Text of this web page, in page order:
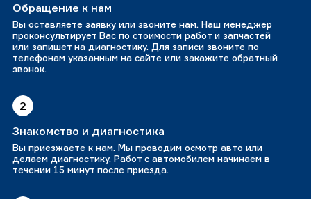
Обращение к нам
Вы оставляете заявку или звоните нам. Наш менеджер
проконсультирует Вас по стоимости работ и запчастей
или запишет на диагностику. Для записи звоните по
телефонам указанным на сайте или закажите обратный
звонок.
2
Знакомство и диагностика
Вы приезжаете к нам. Мы проводим осмотр авто или
делаем диагностику. Работ с автомобилем начинаем в
течении 15 минут после приезда.